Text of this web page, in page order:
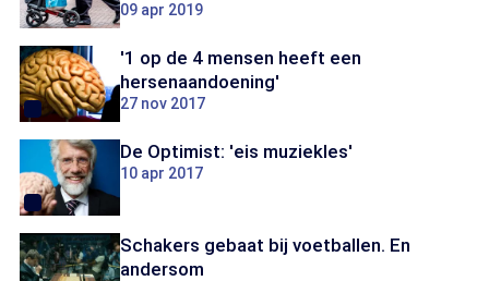
09 apr 2019
'1 op de 4 mensen heeft een
hersenaandoening'
27 nov 2017
De Optimist: 'eis muziekles'
10 apr 2017
Schakers gebaat bij voetballen. En
andersom